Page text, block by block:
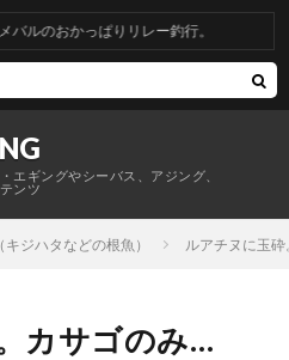
エギングやシーバス、アジング、
ンツ
かっぱりリレー釣行。
ジハタなどの根魚） ルアチヌに玉
カサゴのみ…